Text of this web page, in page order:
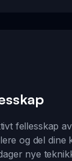
fellesskap
og del dine
nye